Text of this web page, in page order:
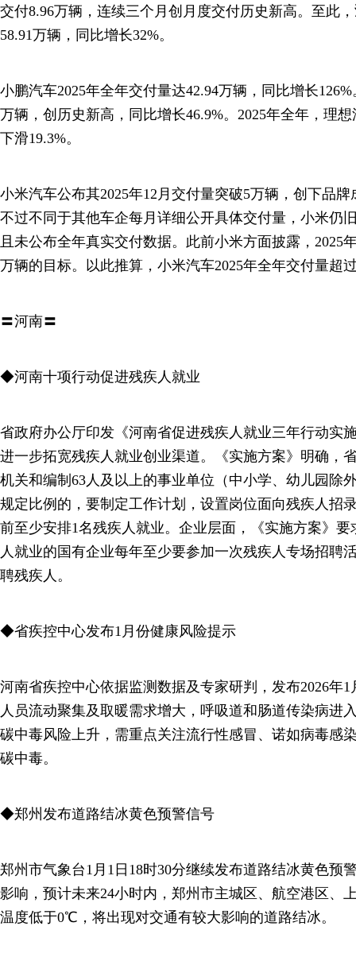
交付8.96万辆，连续三个月创月度交付历史新高。至此
58.91万辆，同比增长32%。
小鹏汽车2025年全年交付量达42.94万辆，同比增长
万辆，创历史新高，同比增长46.9%。2025年全年，理
下滑19.3%。
小米汽车公布其2025年12月交付量突破5万辆，创下品
不过不同于其他车企每月详细公开具体交付量，小米仍
且未公布全年真实交付数据。此前小米方面披露，2025
万辆的目标。以此推算，小米汽车2025年全年交付量超
〓河南〓
◆河南十项行动促进残疾人就业
省政府办公厅印发《河南省促进残疾人就业三年行动实
进一步拓宽残疾人就业创业渠道。《实施方案》明确，
机关和编制63人及以上的事业单位（中小学、幼儿园除
规定比例的，要制定工作计划，设置岗位面向残疾人招
前至少安排1名残疾人就业。企业层面，《实施方案》
人就业的国有企业每年至少要参加一次残疾人专场招聘
聘残疾人。
◆省疾控中心发布1月份健康风险提示
河南省疾控中心依据监测数据及专家研判，发布2026年
人员流动聚集及取暖需求增大，呼吸道和肠道传染病进
碳中毒风险上升，需重点关注流行性感冒、诺如病毒感
碳中毒。
◆郑州发布道路结冰黄色预警信号
郑州市气象台1月1日18时30分继续发布道路结冰黄色预
影响，预计未来24小时内，郑州市主城区、航空港区、
温度低于0℃，将出现对交通有较大影响的道路结冰。